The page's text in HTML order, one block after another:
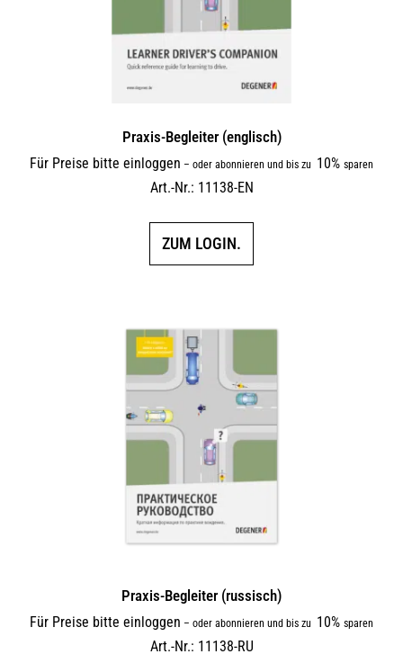
Praxis-Begleiter (englisch)
Für Preise bitte einloggen – oder abonnieren und bis zu 10% sparen
Art.-Nr.: 11138-EN
ZUM LOGIN.
Praxis-Begleiter (russisch)
Für Preise bitte einloggen – oder abonnieren und bis zu 10% sparen
Art.-Nr.: 11138-RU